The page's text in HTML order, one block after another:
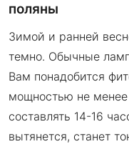
поляны
Зимой и ранней
темно. Обычные
Вам понадобится
мощностью не
составлять 14-16
вытянется, станет